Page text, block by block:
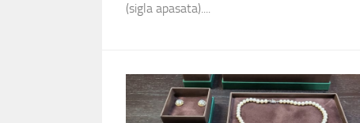
(sigla apasata)....